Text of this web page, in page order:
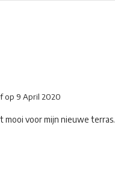
op 9 April 2020
mooi voor mijn nieuwe terras.